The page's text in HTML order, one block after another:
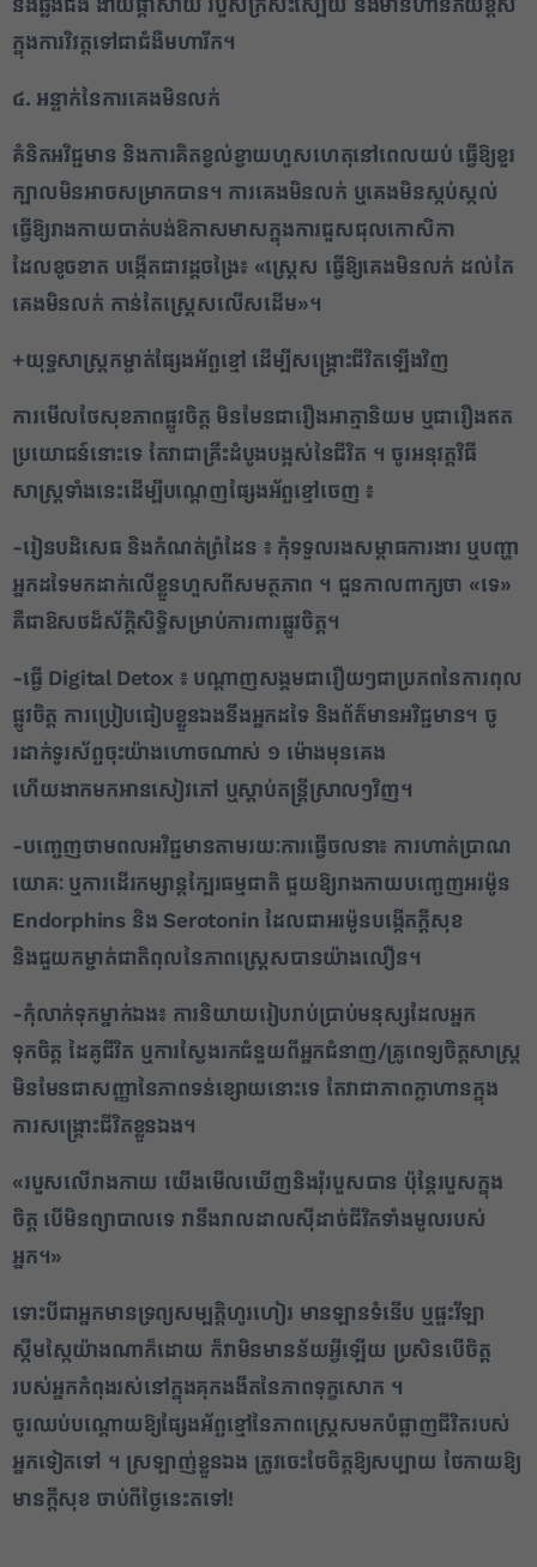
នឹងឆ្លងជំងឺ ងាយផ្តាសាយ របួសក្រសះស្បើយ និងមានហានិភ័យខ្ពស់
ក្នុងការវិវត្តទៅជាជំងឺមហារីក។
៤. អន្ទាក់នៃការគេងមិនលក់
គំនិតអវិជ្ជមាន និងការគិតខ្វល់ខ្វាយហួសហេតុនៅពេលយប់ ធ្វើឱ្យខួរ
ក្បាលមិនអាចសម្រាកបាន។ ការគេងមិនលក់ ឬគេងមិនស្កប់ស្កល់
ធ្វើឱ្យរាងកាយបាត់បង់ឱកាសមាសក្នុងការជួសជុលកោសិកា
ដែលខូចខាត បង្កើតជាវដ្តចង្រៃ៖«ស្ត្រេស ធ្វើឱ្យគេងមិនលក់ ដល់តែ
គេងមិនលក់ កាន់តែស្ត្រេសលើសដើម»។
+យុទ្ធសាស្ត្រកម្ចាត់ផ្សែងអ័ព្ទខ្មៅ ដើម្បីសង្គ្រោះជីវិតឡើងវិញ
ការមើលថែសុខភាពផ្លូវចិត្ត មិនមែនជារឿងអាត្មានិយម ឬជារឿងឥត
ប្រយោជន៍នោះទេ តែវាជាគ្រឹះដំបូងបង្អស់នៃជីវិត ។ ចូរអនុវត្តវិធី
សាស្ត្រទាំងនេះដើម្បីបណ្តេញផ្សែងអ័ព្ទខ្មៅចេញ ៖
-រៀនបដិសេធ និងកំណត់ព្រំដែន ៖ កុំទទួលរងសម្ពាធការងារ ឬបញ្ហា
អ្នកដទៃមកដាក់លើខ្លួនហួសពីសមត្ថភាព ។ ជួនកាលពាក្យថា «ទេ»
គឺជាឱសថដ៏ស័ក្តិសិទ្ធិសម្រាប់ការពារផ្លូវចិត្ត។
-ធ្វើ Digital Detox ៖ បណ្តាញសង្គមជារឿយៗជាប្រភពនៃការពុល
ផ្លូវចិត្ត ការប្រៀបធៀបខ្លួនឯងនឹងអ្នកដទៃ និងព័ត៌មានអវិជ្ជមាន។ ចូ
រដាក់ទូរស័ព្ទចុះយ៉ាងហោចណាស់ ១ ម៉ោងមុនគេង
ហើយងាកមកអានសៀវភៅ ឬស្តាប់តន្ត្រីស្រាលៗវិញ។
-បញ្ចេញថាមពលអវិជ្ជមានតាមរយៈការធ្វើចលនា៖ ការហាត់ប្រាណ
យោគៈ ឬការដើរកម្សាន្តក្បែរធម្មជាតិ ជួយឱ្យរាងកាយបញ្ចេញអរម៉ូន
Endorphins និង Serotonin ដែលជាអរម៉ូនបង្កើតក្តីសុខ
និងជួយកម្ចាត់ជាតិពុលនៃភាពស្ត្រេសបានយ៉ាងលឿន។
-កុំលាក់ទុកម្នាក់ឯង៖ ការនិយាយរៀបរាប់ប្រាប់មនុស្សដែលអ្នក
ទុកចិត្ត ដៃគូជីវិត ឬការស្វែងរកជំនួយពីអ្នកជំនាញ/គ្រូពេទ្យចិត្តសាស្ត្រ
មិនមែនជាសញ្ញានៃភាពទន់ខ្សោយនោះទេ តែវាជាភាពក្លាហានក្នុង
ការសង្គ្រោះជីវិតខ្លួនឯង។
«របួសលើរាងកាយ យើងមើលឃើញនិងរុំរបួសបាន ប៉ុន្តែរបួសក្នុង
ចិត្ត បើមិនព្យាបាលទេ វានឹងរាលដាលស៊ីដាច់ជីវិតទាំងមូលរបស់
អ្នក។»
ទោះបីជាអ្នកមានទ្រព្យសម្បត្តិហូរហៀរ មានឡានទំនើប ឬផ្ទះវីឡា
ស្កឹមស្កៃយ៉ាងណាក៏ដោយ ក៏វាមិនមានន័យអ្វីឡើយ ប្រសិនបើចិត្ត
របស់អ្នកកំពុងរស់នៅក្នុងគុកងងឹតនៃភាពទុក្ខសោក ។
ចូរឈប់បណ្តោយឱ្យផ្សែងអ័ព្ទខ្មៅនៃភាពស្ត្រេសមកបំផ្លាញជីវិតរបស់
អ្នកទៀតទៅ ។ ស្រឡាញ់ខ្លួនឯង ត្រូវចេះថែចិត្តឱ្យសប្បាយ ថែកាយឱ្យ
មានក្តីសុខ ចាប់ពីថ្ងៃនេះតទៅ!